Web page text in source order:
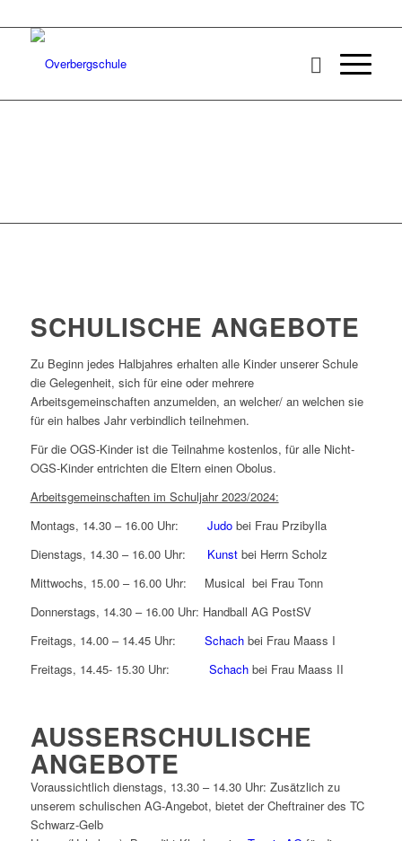
SCHULISCHE ANGEBOTE
Zu Beginn jedes Halbjahres erhalten alle Kinder unserer Schule
die Gelegenheit, sich für eine oder mehrere
Arbeitsgemeinschaften anzumelden, an welcher/ an welchen sie
für ein halbes Jahr verbindlich teilnehmen.
Für die OGS-Kinder ist die Teilnahme kostenlos, für alle Nicht-
OGS-Kinder entrichten die Eltern einen Obolus.
Arbeitsgemeinschaften im Schuljahr 2023/2024:
Montags, 14.30 – 16.00 Uhr: Judobei Frau Przibylla
Dienstags, 14.30 – 16.00 Uhr: Kunstbei Herrn Scholz
Mittwochs, 15.00 – 16.00 Uhr: Musical bei Frau Tonn
Donnerstags, 14.30 – 16.00 Uhr: Handball AG PostSV
Freitags, 14.00 – 14.45 Uhr: Schachbei Frau Maass I
Freitags, 14.45- 15.30 Uhr: Schachbei Frau Maass II
AUSSERSCHULISCHE A
NGEBOTE
Voraussichtlich dienstags, 13.30 – 14.30 Uhr: Zusätzlich zu
unserem schulischen AG-Angebot, bietet der Cheftrainer des TC
Schwarz-Gelb